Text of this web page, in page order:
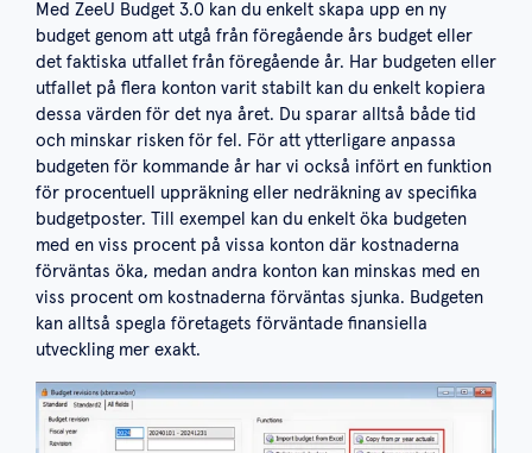
Med ZeeU Budget 3.0 kan du enkelt skapa upp en ny
budget genom att utgå från föregående års budget eller
det faktiska utfallet från föregående år. Har budgeten eller
utfallet på flera konton varit stabilt kan du enkelt kopiera
dessa värden för det nya året. Du sparar alltså både tid
och minskar risken för fel. För att ytterligare anpassa
budgeten för kommande år har vi också infört en funktion
för procentuell uppräkning eller nedräkning av specifika
budgetposter. Till exempel kan du enkelt öka budgeten
med en viss procent på vissa konton där kostnaderna
förväntas öka, medan andra konton kan minskas med en
viss procent om kostnaderna förväntas sjunka. Budgeten
kan alltså spegla företagets förväntade finansiella
utveckling mer exakt.